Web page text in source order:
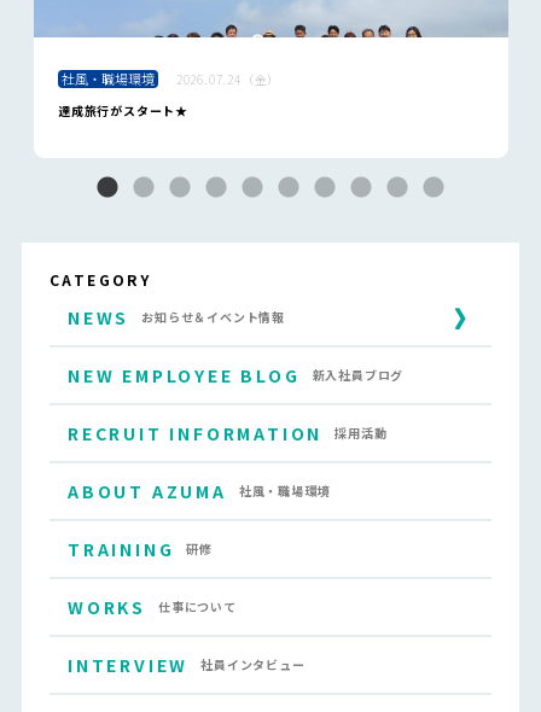
CATEGORY
NEWS お知らせ＆イベント情報
NEW EMPLOYEE BLOG 新入社員ブログ
RECRUIT INFORMATION 採用活動
ABOUT AZUMA 社風・職場環境
TRAINING 研修
WORKS 仕事について
INTERVIEW 社員インタビュー
社風・職場環境
2026.07.24（金）
達成旅行がスタート★